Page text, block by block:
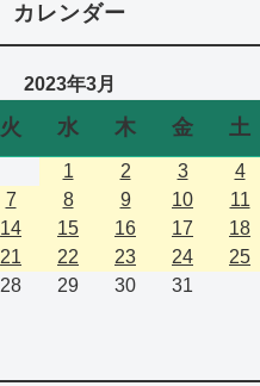
カレンダー
2023年3月
火 水 木 金 土
1 2 3
4
7 8 9 10
11
14 15 16 17
18
21 22 23 24
25
28 29 30 31